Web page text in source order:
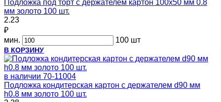
Подложка под торт с держателем картон 100х50 мм 0.8
мм золото 100 шт.
2.23
₽
мин.
100 шт
В КОРЗИНУ
в наличии 70-11004
Подложка кондитерская картон с держателем d90 мм
h0.8 мм золото 100 шт.